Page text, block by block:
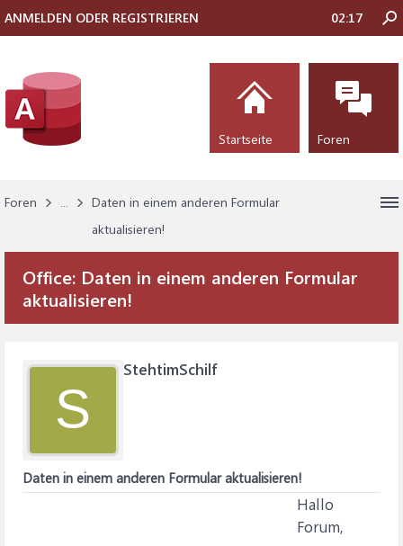
Foren ...
Daten in einem anderen Formular
aktualisieren!
Office: Daten in einem anderen Formular
aktualisieren!
S
StehtimSchilf
Daten in einem anderen Formular aktualisieren!
Hallo
Forum,
ANMELDEN ODER REGISTRIEREN 02:17
Startseite Foren